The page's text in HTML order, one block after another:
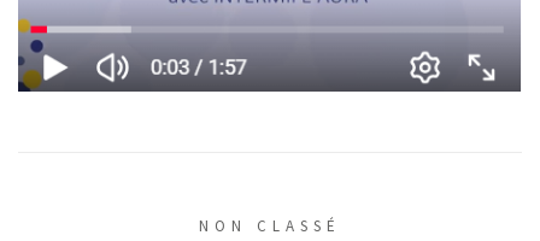
NON CLASSÉ